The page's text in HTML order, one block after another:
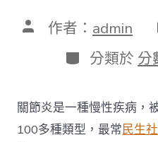
文 作者： admin
分
類
分類於 分
關節炎是一種慢性疾病，
100多種類型，最常民生